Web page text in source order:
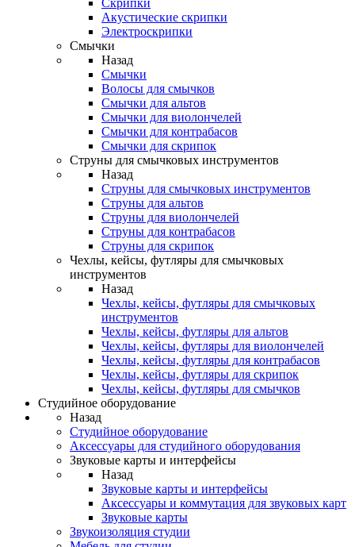
Скрипки
Акустические скрипки
Электроскрипки
Смычки
Назад
Смычки
Волосы для смычков
Смычки для альтов
Смычки для виолончелей
Смычки для контрабасов
Смычки для скрипок
Струны для смычковых инструментов
Назад
Струны для смычковых инструментов
Струны для альтов
Струны для виолончелей
Струны для контрабасов
Струны для скрипок
Чехлы, кейсы, футляры для смычковых
инструментов
Назад
Чехлы, кейсы, футляры для смычковых
инструментов
Чехлы, кейсы, футляры для альтов
Чехлы, кейсы, футляры для виолончелей
Чехлы, кейсы, футляры для контрабасов
Чехлы, кейсы, футляры для скрипок
Чехлы, кейсы, футляры для смычков
Студийное оборудование
Назад
Студийное оборудование
Аксессуары для студийного оборудования
Звуковые карты и интерфейсы
Назад
Звуковые карты и интерфейсы
Аксессуары и коммутация для звуковых карт
Звуковые карты
Звукоизоляция студии